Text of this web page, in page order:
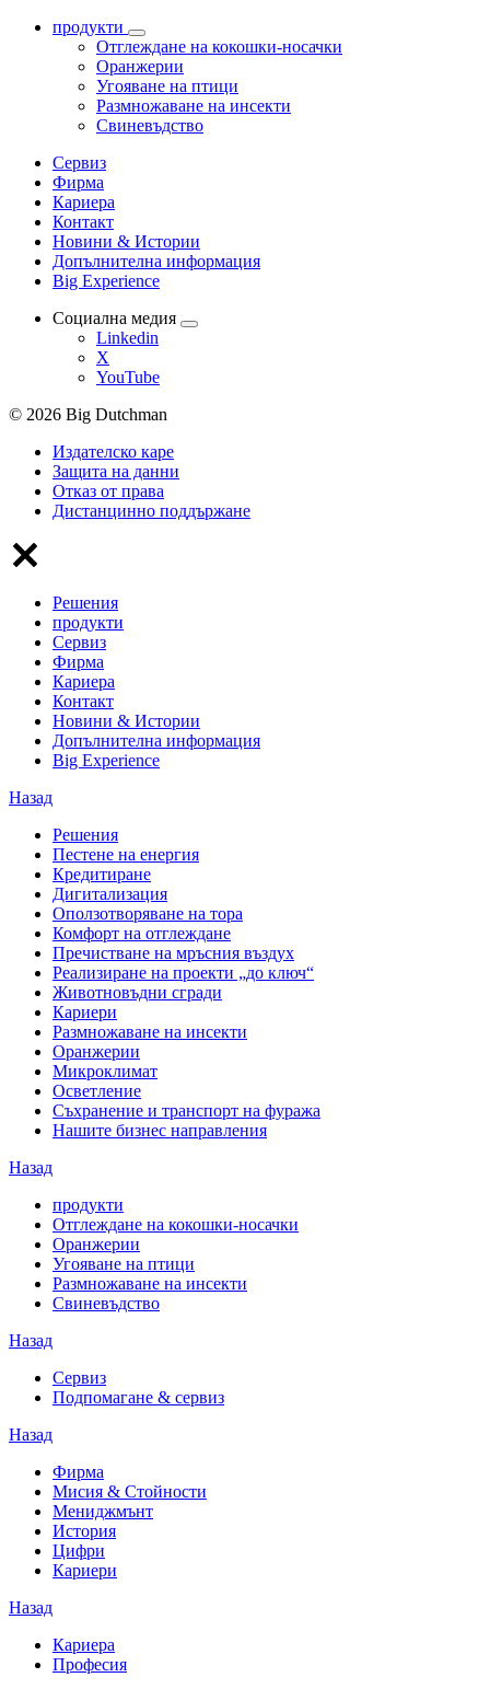
продукти
Отглеждане на кокошки-носачки
Оранжерии
Угояване на птици
Размножаване на инсекти
Свиневъдство
Сервиз
Фирма
Кариера
Контакт
Новини & Истории
Допълнителна информация
Big Experience
Социална медия
Linkedin
X
YouTube
© 2026 Big Dutchman
Издателско каре
Защита на данни
Отказ от права
Дистанцинно поддържане
Решения
продукти
Сервиз
Фирма
Кариера
Контакт
Новини & Истории
Допълнителна информация
Big Experience
Назад
Решения
Пестене на енергия
Кредитиране
Дигитализация
Оползотворяване на тора
Комфорт на отглеждане
Пречистване на мръсния въздух
Реализиране на проекти „до ключ“
Животновъдни сгради
Кариери
Размножаване на инсекти
Оранжерии
Микроклимат
Осветление
Съхранение и транспорт на фуража
Нашите бизнес направления
Назад
продукти
Отглеждане на кокошки-носачки
Оранжерии
Угояване на птици
Размножаване на инсекти
Свиневъдство
Назад
Сервиз
Подпомагане & сервиз
Назад
Фирма
Мисия & Стойности
Мениджмънт
История
Цифри
Кариери
Назад
Кариера
Професия